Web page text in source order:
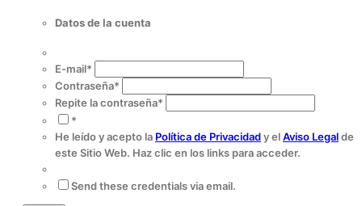
Datos de la cuenta
E-mail*
Contraseña*
Repite la contraseña*
*
He leído y acepto la Política de Privacidady elAviso Legalde
este Sitio Web. Haz clic en los links para acceder.
Send these credentials via email.